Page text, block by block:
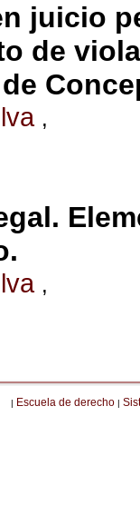
juicio
de
,
,
| Escuela de derecho |